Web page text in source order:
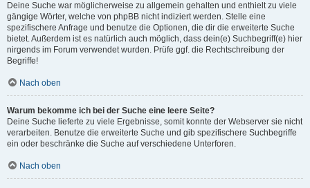
Deine Suche war möglicherweise zu allgemein gehalten und enthielt zu viele
gängige Wörter, welche von phpBB nicht indiziert werden. Stelle eine
spezifischere Anfrage und benutze die Optionen, die dir die erweiterte Suche
bietet. Außerdem ist es natürlich auch möglich, dass dein(e) Suchbegriff(e) hier
nirgends im Forum verwendet wurden. Prüfe ggf. die Rechtschreibung der
Begriffe!
Nach oben
Warum bekomme ich bei der Suche eine leere Seite?
Deine Suche lieferte zu viele Ergebnisse, somit konnte der Webserver sie nicht
verarbeiten. Benutze die erweiterte Suche und gib spezifischere Suchbegriffe
ein oder beschränke die Suche auf verschiedene Unterforen.
Nach oben